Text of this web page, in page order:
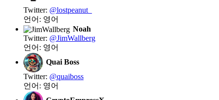
Twitter: @lostpeanut_
언어: 영어
Noah
Twitter: @JimWallberg
언어: 영어
Quai Boss
Twitter: @quaiboss
언어: 영어